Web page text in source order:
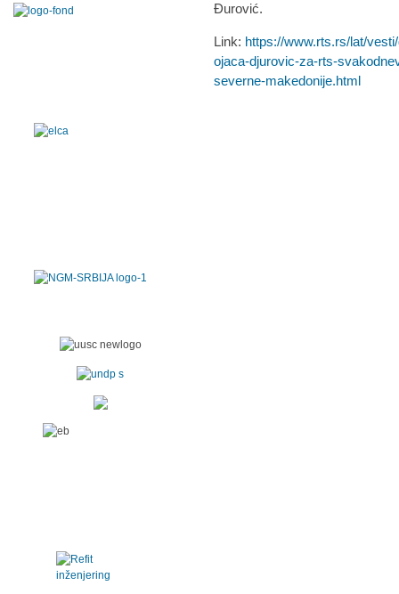
Đurović.
Link: https://www.rts.rs/lat/
ojaca-djurovic-za-rts-
severne-makedonije.html